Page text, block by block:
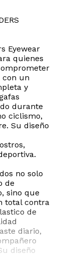
Eyewear
quienes
con un
y
durante
ciclismo,
Su diseño
no solo
de
sino que
total contra
de
diario,
diseño